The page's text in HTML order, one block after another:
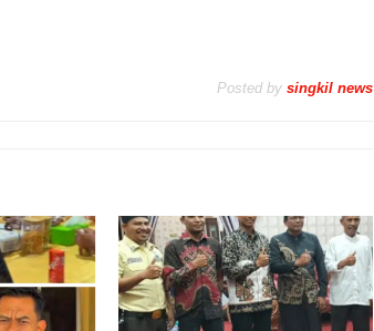
Posted by singkil news